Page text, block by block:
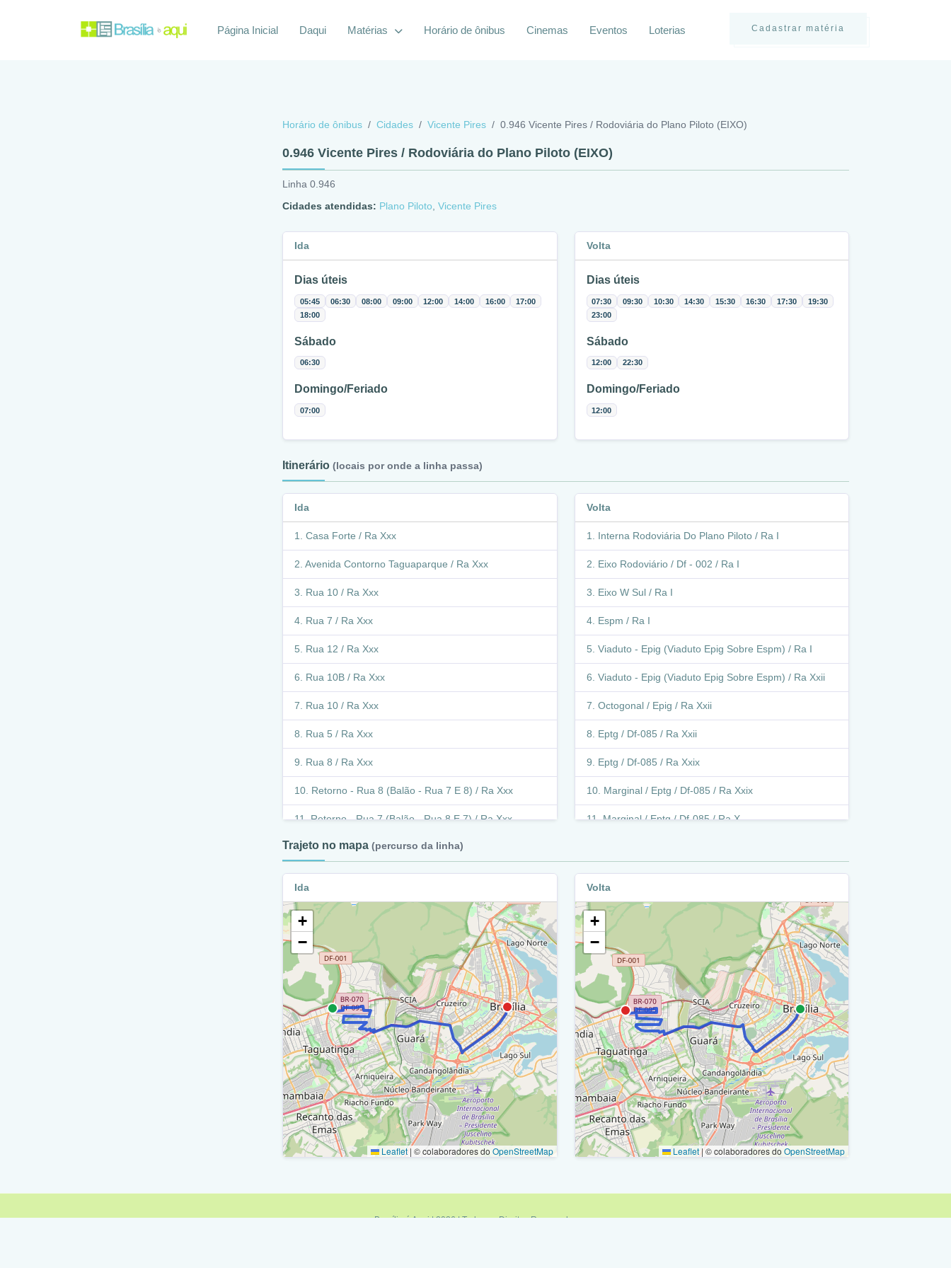
Cadastrar matéria
Página Inicial Daqui Matérias Horário de ônibus Cinemas Eventos Loterias
Horário de ônibus Cidades Vicente Pires 0.946 Vicente Pires / Rodoviária do Plano Piloto (EIXO)
0.946 Vicente Pires / Rodoviária do Plano Piloto (EIXO)
Linha 0.946
Cidades atendidas: Plano Piloto Vicente Pires
Ida
Dias úteis
05:45 06:30 08:00 09:00 12:00 14:00 16:00
17:00
18:00
Sábado
06:30
Domingo/Feriado
07:00
Volta
Dias úteis
07:30 09:30 10:30 14:30 15:30 16:30 17:30
19:30
23:00
Sábado
12:00 22:30
Domingo/Feriado
12:00
Itinerário (locais por onde a linha passa)
Ida
Casa Forte / Ra Xxx
Avenida Contorno Taguaparque / Ra Xxx
Rua 10 / Ra Xxx
Rua 7 / Ra Xxx
Rua 12 / Ra Xxx
Rua 10B / Ra Xxx
Rua 10 / Ra Xxx
Rua 5 / Ra Xxx
Rua 8 / Ra Xxx
Retorno - Rua 8 (Balão - Rua 7 E 8) / Ra Xxx
Retorno - Rua 7 (Balão - Rua 8 E 7) / Ra Xxx
Rua 7 / Ra Xxx
Rua 6 / Ra Xxx
Rua 5 / Ra Xxx
Rua 4 / Ra Xxx
Rua 4A / Ra Xxx
Travessa 3 / Ra Xxx
Rua 3 / Ra Xxx
Marginal / Eptg / Df-085 / Ra Xxx
Viaduto - Marginal / Eptg / Df-085 (Complexo Viário
Israel Pinheiro) / Ra Xxx
Viaduto - Marginal / Eptg / Df-085 (Complexo Viário
Israel Pinheiro) / Ra Xx
Marginal / Eptg / Df-085 / Ra X
Eptg / Df-085 / Ra X
Volta
Interna Rodoviária Do Plano Piloto / Ra I
Eixo Rodoviário / Df - 002 / Ra I
Eixo W Sul / Ra I
Espm / Ra I
Viaduto - Epig (Viaduto Epig Sobre Espm) / Ra I
Viaduto - Epig (Viaduto Epig Sobre Espm) / Ra Xxii
Octogonal / Epig / Ra Xxii
Eptg / Df-085 / Ra Xxii
Eptg / Df-085 / Ra Xxix
Marginal / Eptg / Df-085 / Ra Xxix
Marginal / Eptg / Df-085 / Ra X
Rua 4A / Ra Xxx
Rua 4 / Ra Xxx
Rua 7 / Ra Xxx
Rua 6 / Ra Xxx
Rua 5 / Ra Xxx
Rua 8 / Ra Xxx
Retorno - Via Nm3 (Balão - P2 Norte) / Ra Xxx
Rua 10B / Ra Xxx
Rua 12 / Ra Xxx
Rua 7 / Ra Xxx
Rua 10 / Ra Xxx
Rua 12 / Ra Xxx
Trajeto no mapa (percurso da linha)
Ida
+
−
Leaflet |© colaboradores do OpenStreetMap
Volta
+
−
Leaflet|© colaboradores doOpenStreetMap
Brasília é Aqui | 2026 | Todos os Direitos Reservados